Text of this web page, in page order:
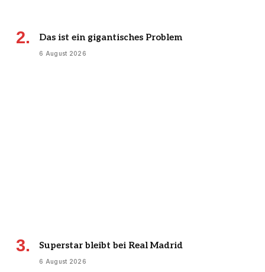
Das ist ein gigantisches Problem
6 August 2026
Superstar bleibt bei Real Madrid
6 August 2026